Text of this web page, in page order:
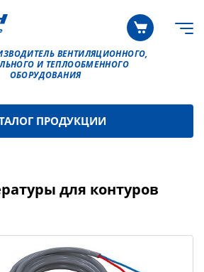
ВЕНТИЛЯЦИОННОГО,
И ТЕПЛООБМЕННОГО
ОБОРУДОВАНИЯ
ПРОДУКЦИИ
для контуров